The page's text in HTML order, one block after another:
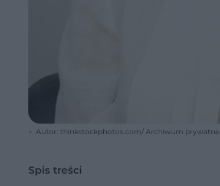
Autor: thinkstockphotos.com/ Archiwum prywatne
Spis treści